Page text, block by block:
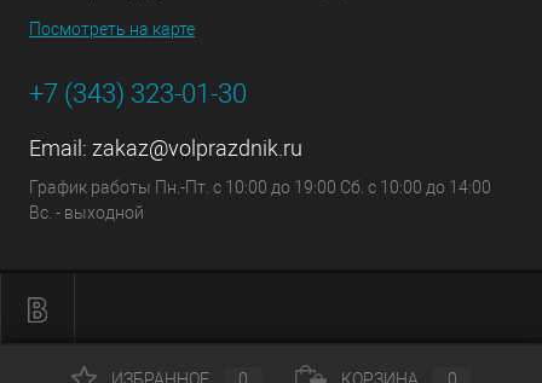
Посмотреть на карте
+7 (343) 323-01-30
Email: zakaz@volprazdnik.ru
График работы Пн.-Пт. с 10:00 до 19:00 Сб. с 10:00 до 14:00
Вс. - выходной
ИЗБРАННОЕ 0 КОРЗИНА 0